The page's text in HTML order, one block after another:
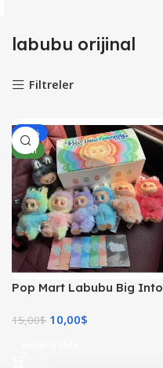
labubu orijinal
Filtreler
-33%
YENI
Pop Mart Labubu Big Into
Orijinal Koleksiyonluk
15,00$ 10,00$